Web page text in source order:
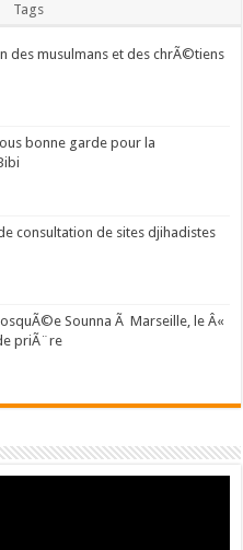
Tags
des musulmans et des chrÃ©tiens
bonne garde pour la
consultation de sites djihadistes
Sounna Ã Marseille, le Â«
priÃ¨re